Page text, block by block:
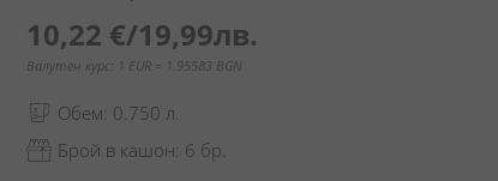
10,22 €/19,99лв.
Валутен курс: 1 EUR = 1.95583 BGN
Обем: 0.750 л.
Брой в кашон: 6 бр.